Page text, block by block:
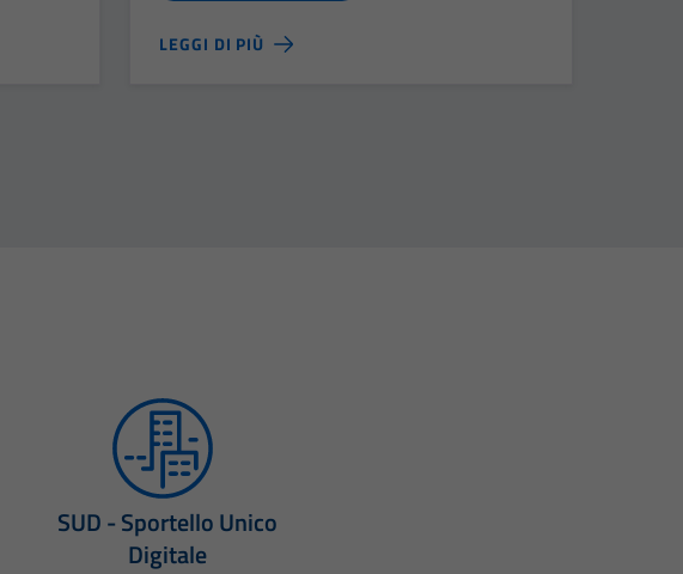
LEGGI DI PIÙ
SUD - Sportello Unico
Digitale